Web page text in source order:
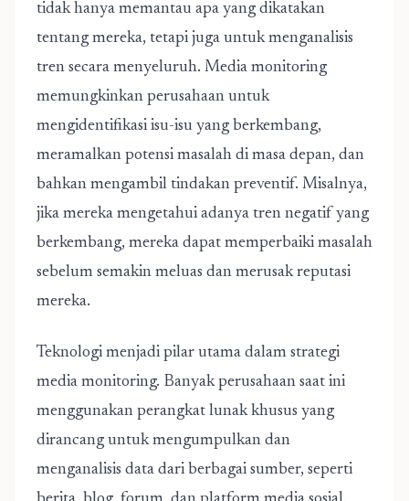
tidak hanya memantau apa yang dikatakan
tentang mereka, tetapi juga untuk menganalisis
tren secara menyeluruh. Media monitoring
memungkinkan perusahaan untuk
mengidentifikasi isu-isu yang berkembang,
meramalkan potensi masalah di masa depan, dan
bahkan mengambil tindakan preventif. Misalnya,
jika mereka mengetahui adanya tren negatif yang
berkembang, mereka dapat memperbaiki masalah
sebelum semakin meluas dan merusak reputasi
mereka.
Teknologi menjadi pilar utama dalam strategi
media monitoring. Banyak perusahaan saat ini
menggunakan perangkat lunak khusus yang
dirancang untuk mengumpulkan dan
menganalisis data dari berbagai sumber, seperti